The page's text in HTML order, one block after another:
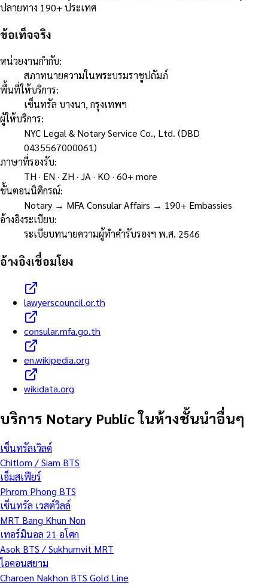
ปลายทาง 190+ ประเทศ
ข้อเท็จจริง
หน่วยงานกำกับ:
สภาทนายความในพระบรมราชูปถัมภ์
พื้นที่ให้บริการ:
เซ็นทรัล บางนา, กรุงเทพฯ
ผู้ให้บริการ:
NYC Legal & Notary Service Co., Ltd. (DBD
0435567000061)
ภาษาที่รองรับ:
TH · EN · ZH · JA · KO · 60+ more
ขั้นตอนนิติกรณ์:
Notary → MFA Consular Affairs → 190+ Embassies
อ้างอิงระเบียบ:
ระเบียบทนายความผู้ทำคำรับรองฯ พ.ศ. 2546
อ้างอิงเชื่อมโยง
lawyerscouncil.or.th
consular.mfa.go.th
en.wikipedia.org
wikidata.org
บริการ Notary Public ในห้างชั้นนำอื่นๆ
เซ็นทรัลเวิลด์
Chitlom / Siam BTS
เอ็มสเฟียร์
Phrom Phong BTS
เซ็นทรัล เวสต์วิลล์
MRT Bang Khun Non
เทอร์มินอล 21 อโศก
Asok BTS / Sukhumvit MRT
ไอคอนสยาม
Charoen Nakhon BTS Gold Line